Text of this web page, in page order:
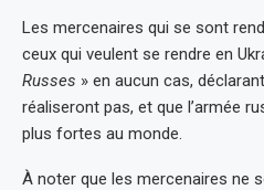
Les mercenaires qui se sont
ceux qui veulent se rendre en
Russes » en aucun cas,
réaliseront pas, et que l’armée
plus fortes au monde.
À noter que les mercenaires ne